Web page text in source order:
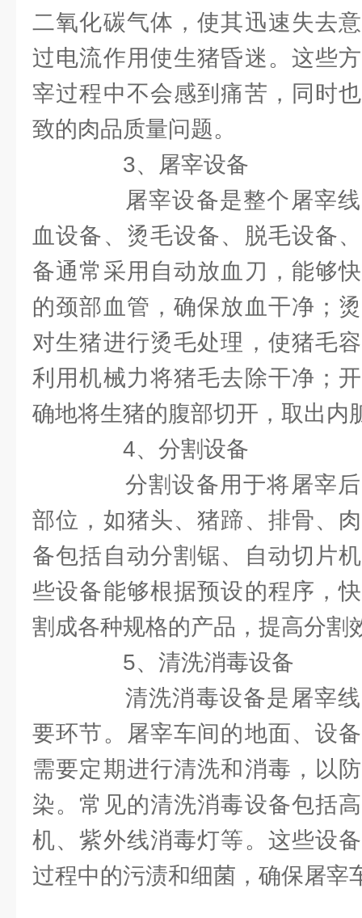
二氧化碳气体，使其迅速失去
过电流作用使生猪昏迷。这些
宰过程中不会感到痛苦，同时
致的肉品质量问题。
3、屠宰设备
屠宰设备是整个屠宰线
血设备、烫毛设备、脱毛设备
备通常采用自动放血刀，能够
的颈部血管，确保放血干净；
对生猪进行烫毛处理，使猪毛
利用机械力将猪毛去除干净；
确地将生猪的腹部切开，取出内
4、分割设备
分割设备用于将屠宰后
部位，如猪头、猪蹄、排骨、
备包括自动分割锯、自动切片
些设备能够根据预设的程序，
割成各种规格的产品，提高分割
5、清洗消毒设备
清洗消毒设备是屠宰线
要环节。屠宰车间的地面、设
需要定期进行清洗和消毒，以
染。常见的清洗消毒设备包括
机、紫外线消毒灯等。这些设
过程中的污渍和细菌，确保屠宰